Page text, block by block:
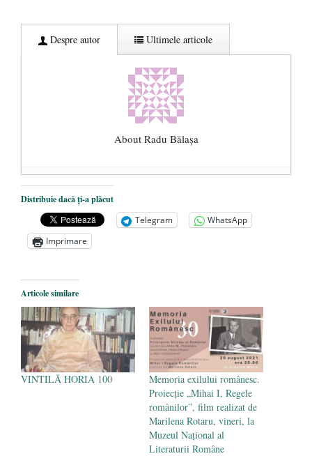
Despre autor Ultimele articole
About Radu Bălaşa
Șase măsuri pentru primenirea clasei
politice românești - 10 noiembrie 2020
Într-o țară în care se fură miliarde de euro,
memoria rezistenței anticomuniste este
Libertatea cetățeanului vs. ”educația
sexuală” și obligativitatea vaccinării - 3
iunie 2020
Distribuie dacă ți-a plăcut
Telegram
WhatsApp
Imprimare
Articole similare
VINTILĂ HORIA 100
Memoria exilului românesc.
Proiecție „Mihai I, Regele
românilor”, film realizat de
Marilena Rotaru, vineri, la
Muzeul Național al
Literaturii Române